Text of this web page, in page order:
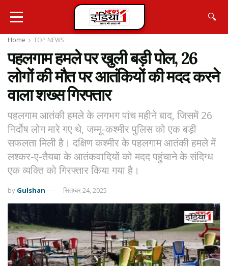
🔍
Home TOP NEWS
पहलगाम हमले पर खुली बड़ी पोल, 26
लोगों की मौत पर आतंकियों की मदद करने
वाला शख्स गिरफ्तार
पहलगाम आतंकी हमले के लगभग पांच महीने बाद, जिसमें 26
निर्दोष लोग मारे गए थे, जम्मू-कश्मीर पुलिस को एक बड़ी
सफलता मिली है। दक्षिण कश्मीर के पहलगाम आतंकी हमले में
लश्कर-ए-तैयबा के आतंकवादियों को मदद पहुंचाने के संदिग्ध
एक व्यक्ति को गिरफ्तार किया गया है।
by Gulshan सितम्बर 24, 2025